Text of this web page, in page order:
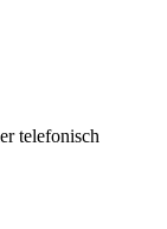
telefonisch